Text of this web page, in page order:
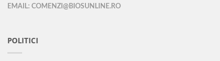
EMAIL: COMENZI@BIOSUNLINE.RO
POLITICI